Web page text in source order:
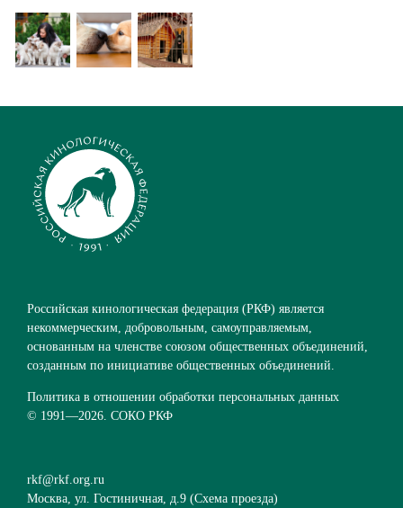
Российская кинологическая федерация (РКФ) является
некоммерческим, добровольным, самоуправляемым,
основанным на членстве союзом общественных объединений,
созданным по инициативе общественных объединений.
Политика в отношении обработки персональных данных
© 1991—2026. СОКО РКФ
rkf@rkf.org.ru
Москва, ул. Гостиничная, д.9 (Схема проезда)